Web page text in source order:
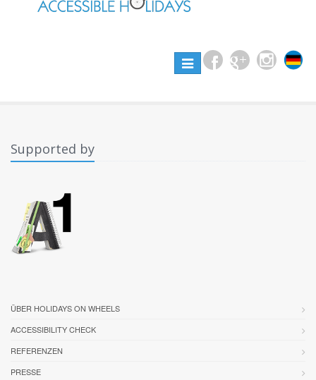
Toggle
navigation
Supported by
ÜBER HOLIDAYS ON WHEELS
ACCESSIBILITY CHECK
REFERENZEN
PRESSE